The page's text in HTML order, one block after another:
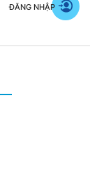
ĐĂNG NHẬP